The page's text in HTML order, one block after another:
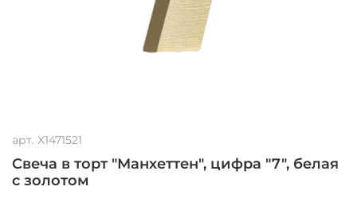
арт. X1471521
Свеча в торт "Манхеттен", цифра "7", белая
с золотом